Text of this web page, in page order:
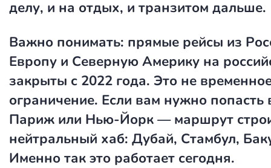
делу, и на отдых, и транзитом дальше.
Важно понимать: прямые рейсы из
Европу и Северную Америку на
закрыты с 2022 года. Это не
ограничение. Если вам нужно
Париж или Нью-Йорк — маршрут
нейтральный хаб: Дубай, Стамбул,
Именно так это работает сегодня.